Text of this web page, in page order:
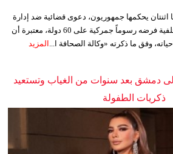
بينها اثنتان يحكمها جمهوريون، دعوى قضائية ضد إدارة
دونالد ترمب، الاثنين، على خلفية فرضه رسوماً جمركية على 60 دولة، معتبرة أن
وفق ما ذكرته «وكالة الصحافة ا...
المزيد
إلى دمشق بعد سنوات من الغياب وتستعيد
ذكريات الطفولة